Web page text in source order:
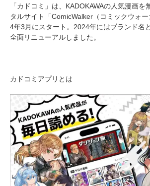
「カドコミ」は、KADOKAWAの人気漫画を
タルサイト「ComicWalker（コミックウォ
4年3月にスタート。2024年にはブランド名
全面リニューアルしました。
カドコミアプリとは